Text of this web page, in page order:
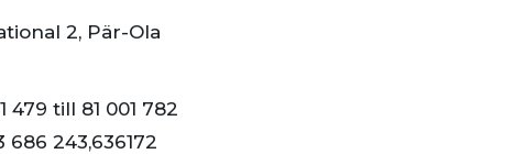
2, Pär-Ola
till 81 001 782
243,636172